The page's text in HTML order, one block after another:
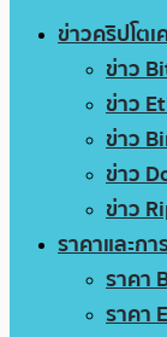
ข่าวคริปโตเ
ข่าว
ข่าว
ข่าว
ข่าว
ข่าว
ราคาและกา
ราคา
ราคา